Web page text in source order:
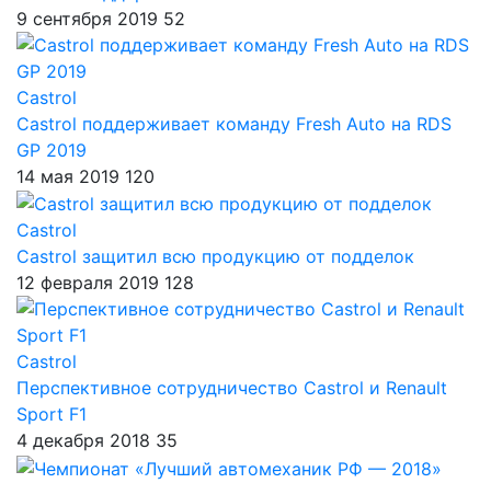
9 сентября 2019 52
Castrol
Castrol поддерживает команду Fresh Auto на RDS
GP 2019
14 мая 2019 120
Castrol
Castrol защитил всю продукцию от подделок
12 февраля 2019 128
Castrol
Перспективное сотрудничество Castrol и Renault
Sport F1
4 декабря 2018 35